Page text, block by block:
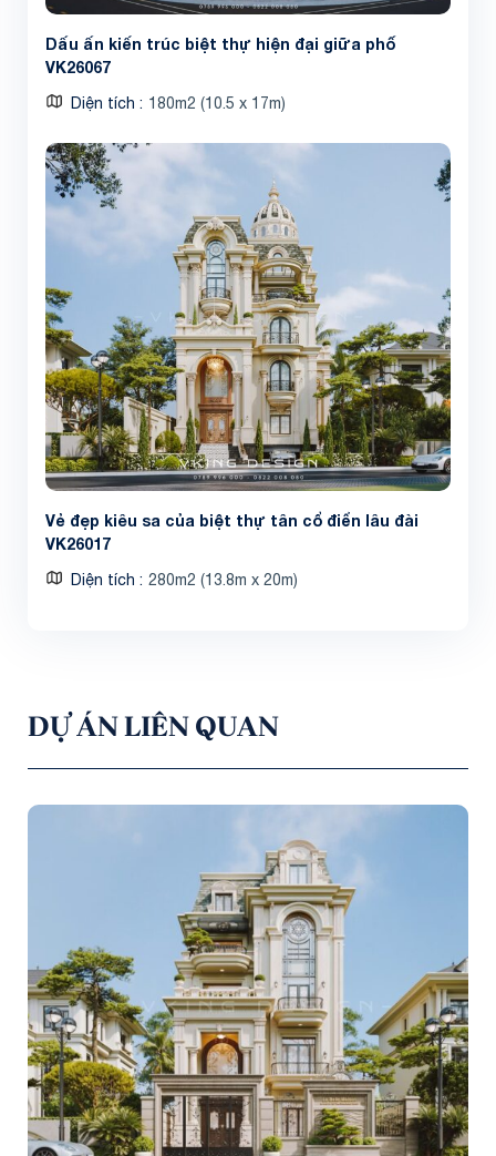
Dấu ấn kiến trúc biệt thự hiện đại giữa phố
VK26067
Diện tích 180m2 (10.5 x 17m)
Vẻ đẹp kiêu sa của biệt thự tân cổ điển lâu đài
VK26017
Diện tích 280m2 (13.8m x 20m)
DỰ ÁN LIÊN QUAN